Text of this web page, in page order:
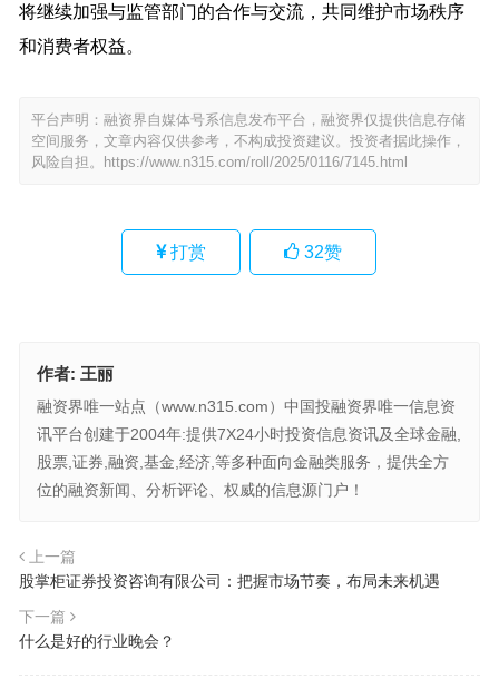
将继续加强与监管部门的合作与交流，共同维护市场秩序
和消费者权益。
平台声明：融资界自媒体号系信息发布平台，融资界仅提供信息存储
空间服务，文章内容仅供参考，不构成投资建议。投资者据此操作，
风险自担。 https://www.n315.com/roll/2025/0116/7145.html
打赏 32赞
作者: 王丽
融资界唯一站点（www.n315.com）中国投融资界唯一信息资
讯平台创建于2004年:提供7X24小时投资信息资讯及全球金融,
股票,证券,融资,基金,经济,等多种面向金融类服务，提供全方
位的融资新闻、分析评论、权威的信息源门户！
上一篇
股掌柜证券投资咨询有限公司：把握市场节奏，布局未来机遇
下一篇
什么是好的行业晚会？